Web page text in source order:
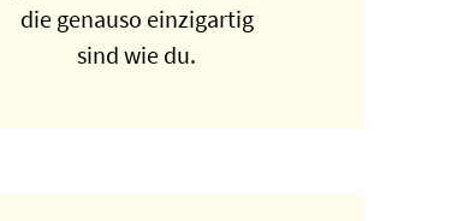
die genauso einzigartig
sind wie du.